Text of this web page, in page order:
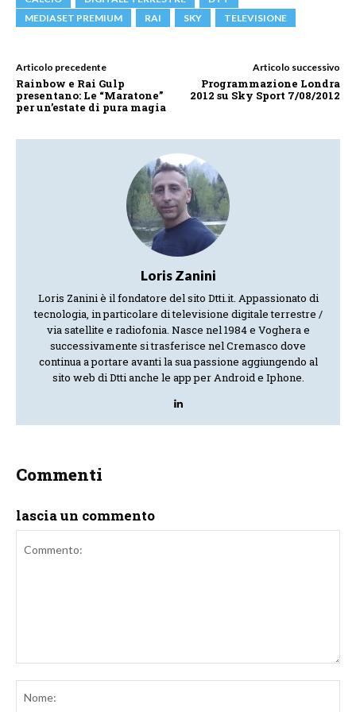
MEDIASET PREMIUM
RAI SKY TELEVISIONE
Articolo precedente
Rainbow e Rai Gulp
presentano: Le “Maratone”
per un’estate di pura magia
Articolo successivo
Programmazione Londra
2012 su Sky Sport 7/08/2012
Loris Zanini
Loris Zanini è il fondatore del sito Dtti.it. Appassionato di
tecnologia, in particolare di televisione digitale terrestre /
via satellite e radiofonia. Nasce nel 1984 e Voghera e
successivamente si trasferisce nel Cremasco dove
continua a portare avanti la sua passione aggiungendo al
sito web di Dtti anche le app per Android e Iphone.
Commenti
lascia un commento